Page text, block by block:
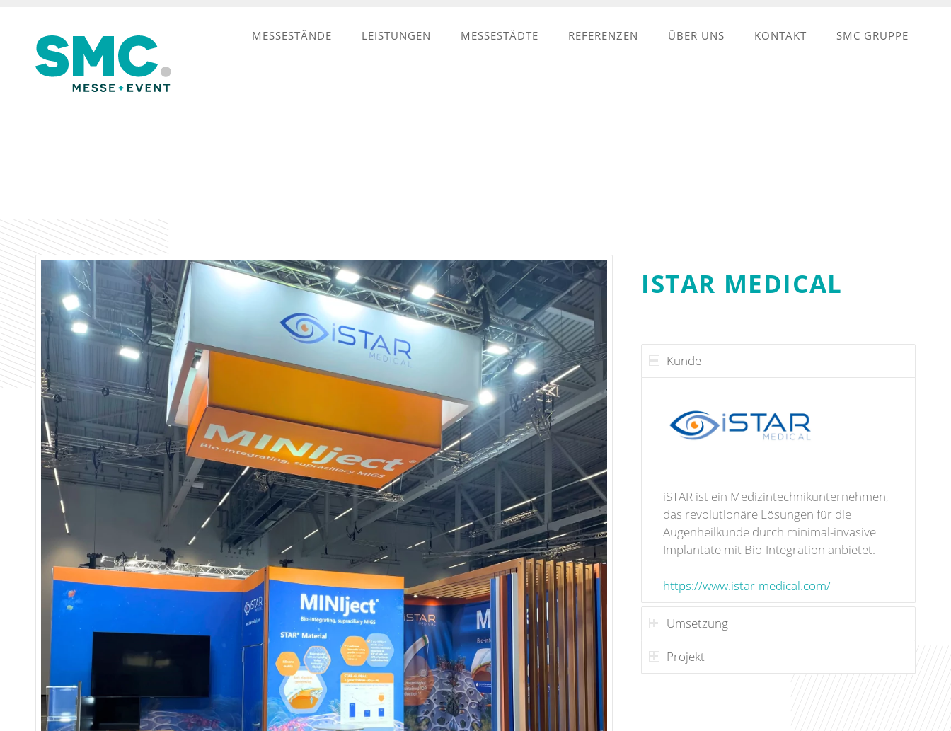
MESSESTÄNDE LEISTUNGEN MESSESTÄDTE REFERENZEN ÜBER UNS KONTAKT SMC GRUPPE
ISTAR MEDICAL
Kunde
iSTAR ist ein Medizintechnikunternehmen,
das revolutionäre Lösungen für die
Augenheilkunde durch minimal-invasive
Implantate mit Bio-Integration anbietet.
https://www.istar-medical.com/
Umsetzung
Projekt